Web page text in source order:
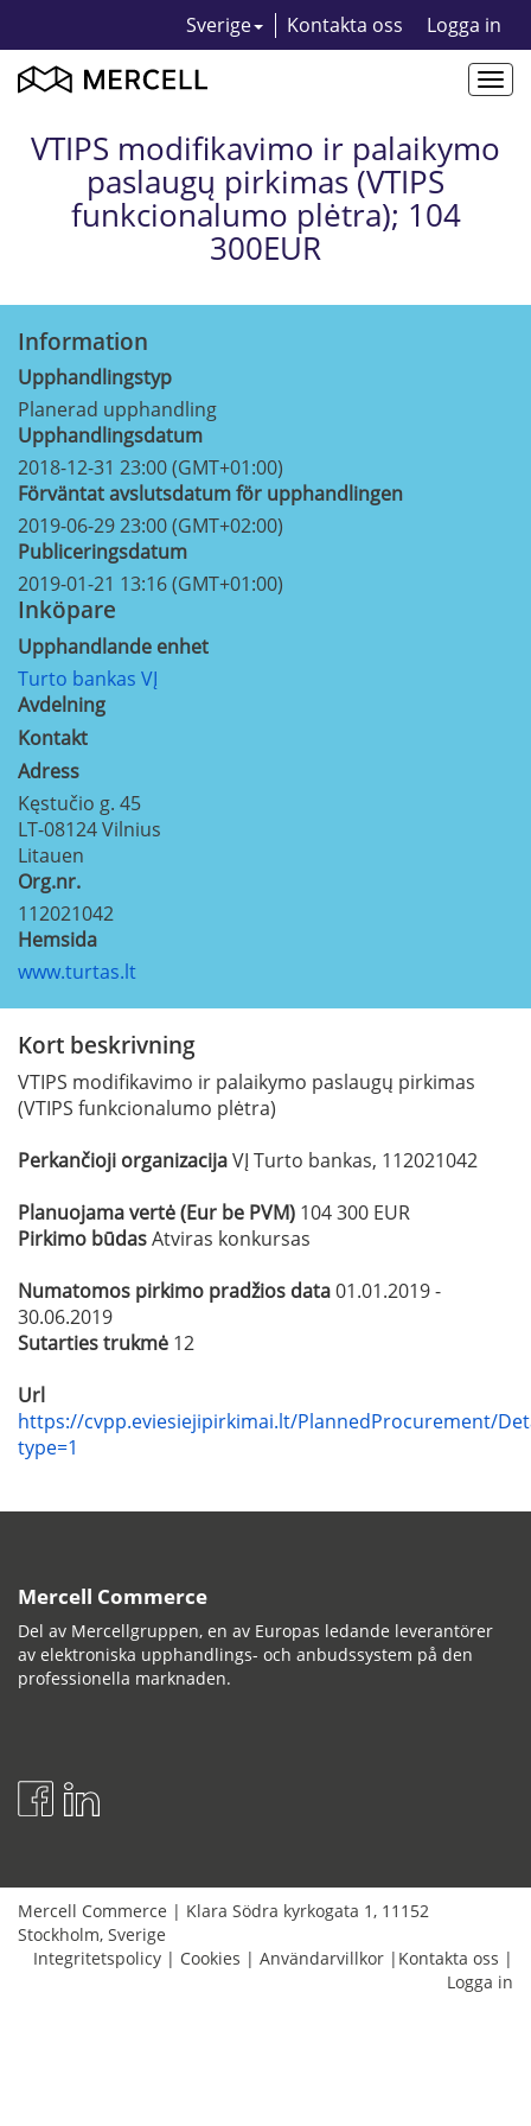
Sverige Kontakta oss Logga in
VTIPS modifikavimo ir palaikymo
paslaugų pirkimas (VTIPS
funkcionalumo plėtra); 104
300EUR
Information
Upphandlingstyp
Planerad upphandling
Upphandlingsdatum
2018-12-31 23:00 (GMT+01:00)
Förväntat avslutsdatum för upphandlingen
2019-06-29 23:00 (GMT+02:00)
Publiceringsdatum
2019-01-21 13:16 (GMT+01:00)
Inköpare
Upphandlande enhet
Turto bankas VĮ
Avdelning
Kontakt
Adress
Kęstučio g. 45
LT-08124Vilnius
Litauen
Org.nr.
112021042
Hemsida
www.turtas.lt
Kort beskrivning
VTIPS modifikavimo ir palaikymo paslaugų pirkimas
(VTIPS funkcionalumo plėtra)
Perkančioji organizacijaVĮ Turto bankas, 112021042
Planuojama vertė (Eur be PVM) 104 300 EUR
Pirkimo būdasAtviras konkursas
Numatomos pirkimo pradžios data01.01.2019 -
30.06.2019
Sutarties trukmė 12
Url
https://cvpp.eviesiejipirkimai.lt/PlannedProcurement/
type=1
Mercell Commerce
Del av Mercellgruppen, en av Europas ledande leverantörer
av elektroniska upphandlings- och anbudssystem på den
professionella marknaden.
Mercell Commerce | Klara Södra kyrkogata 1, 11152
Stockholm, Sverige
Integritetspolicy | Cookies | Användarvillkor | Kontakta oss |
Logga in